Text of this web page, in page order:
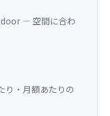
— 空間に合わ
り・月額あたりの